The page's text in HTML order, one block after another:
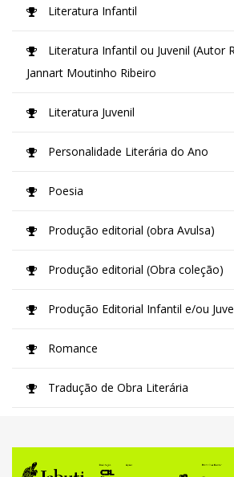
Literatura Infantil
Literatura Infantil ou Juvenil (Autor
Jannart Moutinho Ribeiro
Literatura Juvenil
Personalidade Literária do Ano
Poesia
Produção editorial (obra Avulsa)
Produção editorial (Obra coleção)
Produção Editorial Infantil e/ou
Romance
Tradução de Obra Literária